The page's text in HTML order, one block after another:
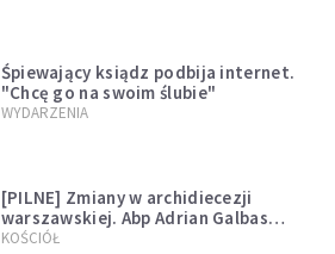
Śpiewający ksiądz podbija internet.
"Chcę go na swoim ślubie"
WYDARZENIA
[PILNE] Zmiany w archidiecezji
warszawskiej. Abp Adrian Galbas
wręczył dekrety nowym proboszczom
KOŚCIÓŁ